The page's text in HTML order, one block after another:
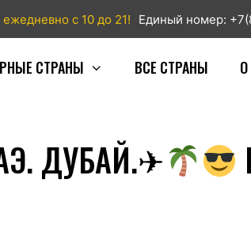
с 10 до 21! Единый номер:
СТРАНЫ ВСЕ СТРАНЫ
ДУБАЙ.✈